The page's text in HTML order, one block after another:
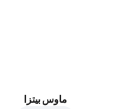
ماوس بيتزا